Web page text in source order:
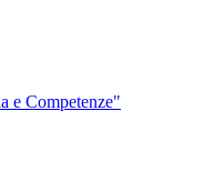
e Competenze"